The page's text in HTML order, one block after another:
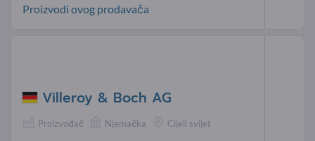
Proizvodi ovog prodavača
Villeroy & Boch AG
Proizvođač Njemačka Cijeli svijet